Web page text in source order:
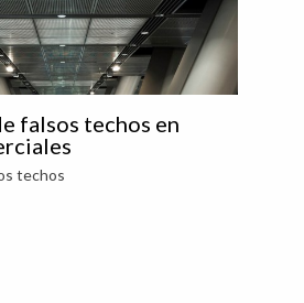
falsos techos en
techos